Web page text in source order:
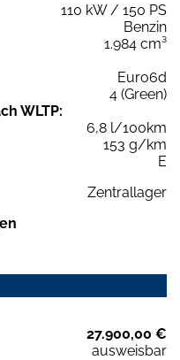
110 kW / 150 PS
Benzin
1.984 cm³
Euro6d
4 (Green)
WLTP:
6,8 l/100km
153 g/km
E
Zentrallager
27.900,00 €
ausweisbar